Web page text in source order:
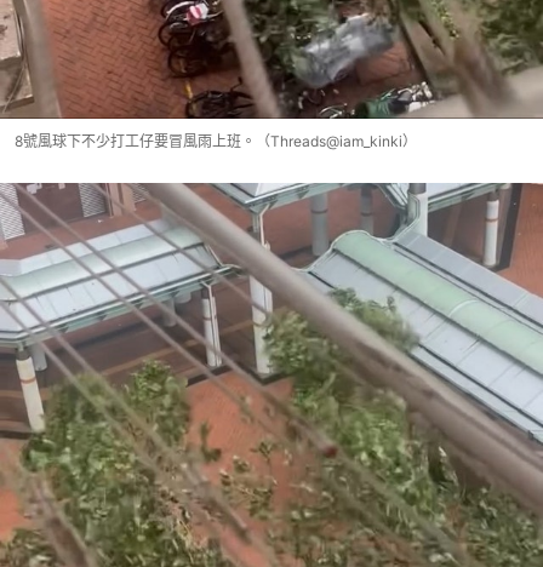
8號風球下不少打工仔要冒風雨上班。（Threads@iam_kinki）